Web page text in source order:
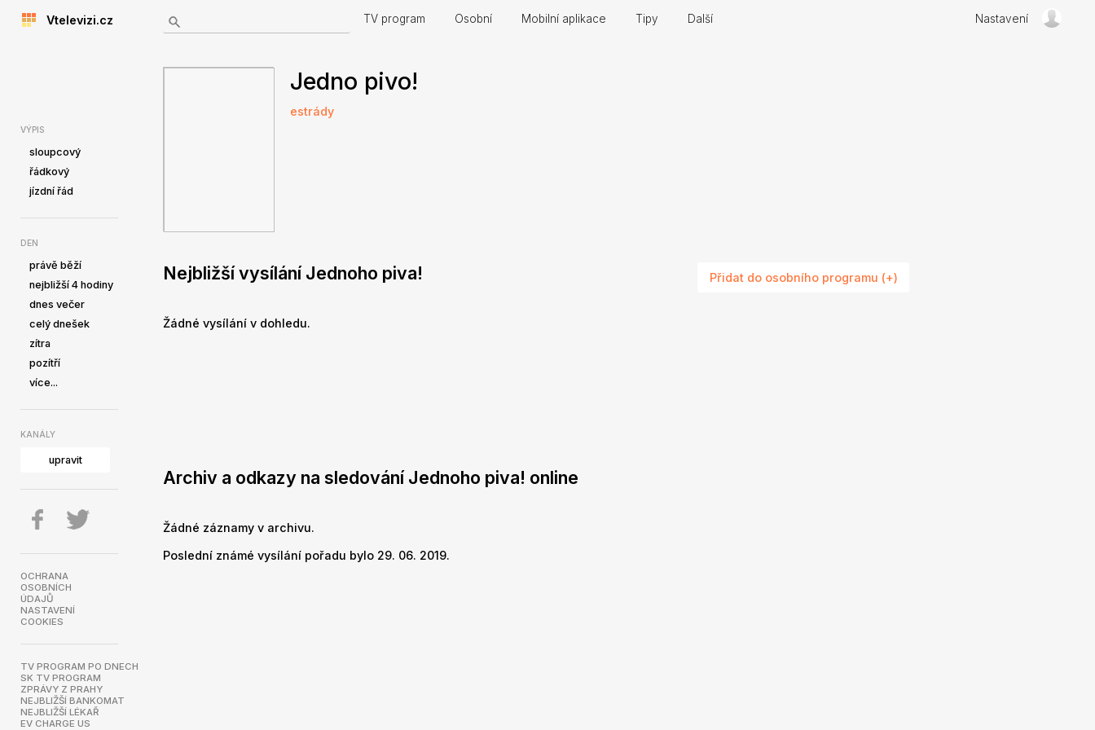
Vtelevizi.cz TV program Osobní Mobilní aplikace Tipy Další Nastavení
VÝPIS
sloupcový
řádkový
jízdní řád
DEN
právě běží
nejbližší 4 hodiny
dnes večer
celý dnešek
zítra
pozítří
více...
KANÁLY
upravit
OCHRANA
OSOBNÍCH
ÚDAJŮ
NASTAVENÍ
COOKIES
TV PROGRAM PO DNECH
SK TV PROGRAM
ZPRÁVY Z PRAHY
NEJBLIŽŠÍ BANKOMAT
NEJBLIŽŠÍ LÉKAŘ
EV CHARGE US
Jedno pivo!
estrády
Nejbližší vysílání Jednoho piva!
Žádné vysílání v dohledu.
Archiv a odkazy na sledování Jednoho piva! online
Žádné záznamy v archivu.
Poslední známé vysílání pořadu bylo 29. 06. 2019.
Přidat do osobního programu (+)